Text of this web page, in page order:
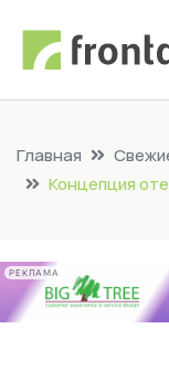
Главная
Концепция
РЕКЛАМА